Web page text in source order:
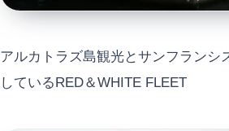
アルカトラズ島観光とサンフランシ
しているRED＆WHITE FLEET